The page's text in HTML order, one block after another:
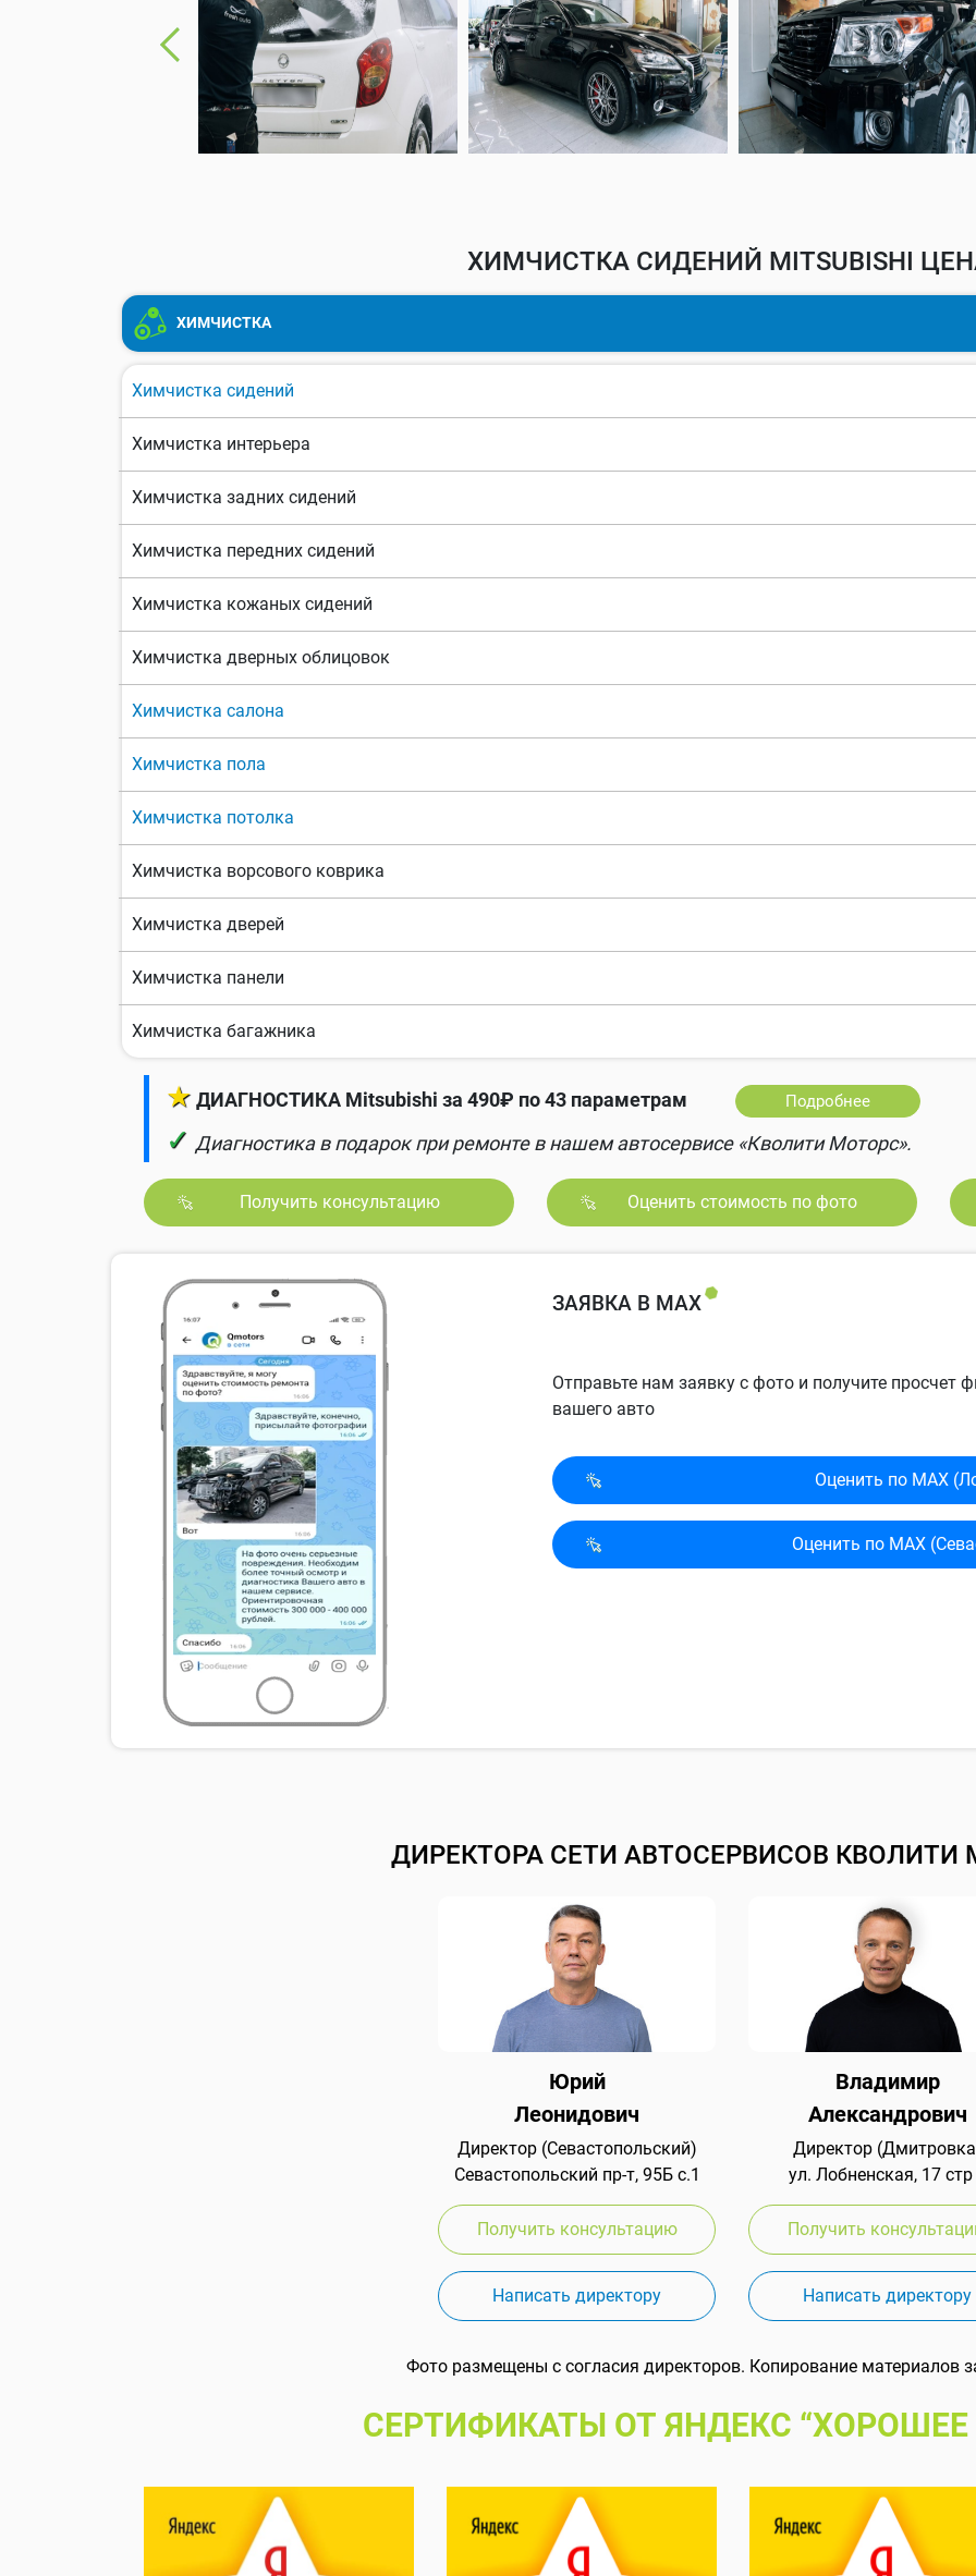
ХИМЧИСТКА СИДЕНИЙ MITSUBISHI
ХИМЧИСТКА
Химчистка сидений
Химчистка интерьера
Химчистка задних сидений
Химчистка передних сидений
Химчистка кожаных сидений
Химчистка дверных облицовок
Химчистка салона
Химчистка пола
Химчистка потолка
Химчистка ворсового коврика
Химчистка дверей
Химчистка панели
Химчистка багажника
★ ДИАГНОСТИКА Mitsubishi за 490₽ по 43 параметрам Подробнее
✓ Диагностика в подарок при ремонте в нашем автосервисе «Кволити Моторс».
Получить консультацию Оценить стоимость по фото
ЗАЯВКА В MAX
Отправьте нам заявку с фото и получите просчет
вашего авто
Оценить по MAX
Оценить по MAX
ДИРЕКТОРА СЕТИ АВТОСЕРВИСОВ КВОЛИТИ
Юрий
Леонидович
Директор (Севастопольский)
Севастопольский пр-т, 95Б с.1
Получить консультацию
Написать директору
Владимир
Александрович
Директор
ул. Лобненская, 17 стр
Получить
Написать директору
Фото размещены с согласия директоров. Копирование материалов
СЕРТИФИКАТЫ ОТ ЯНДЕКС “ХОРОШЕЕ